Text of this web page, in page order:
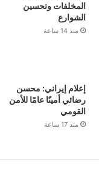
المخلفات وتحسين
الشوارع
منذ 14 ساعة
إعلام إيراني: محسن
رضائي أمينًا عامًا للأمن
القومي
منذ 17 ساعة